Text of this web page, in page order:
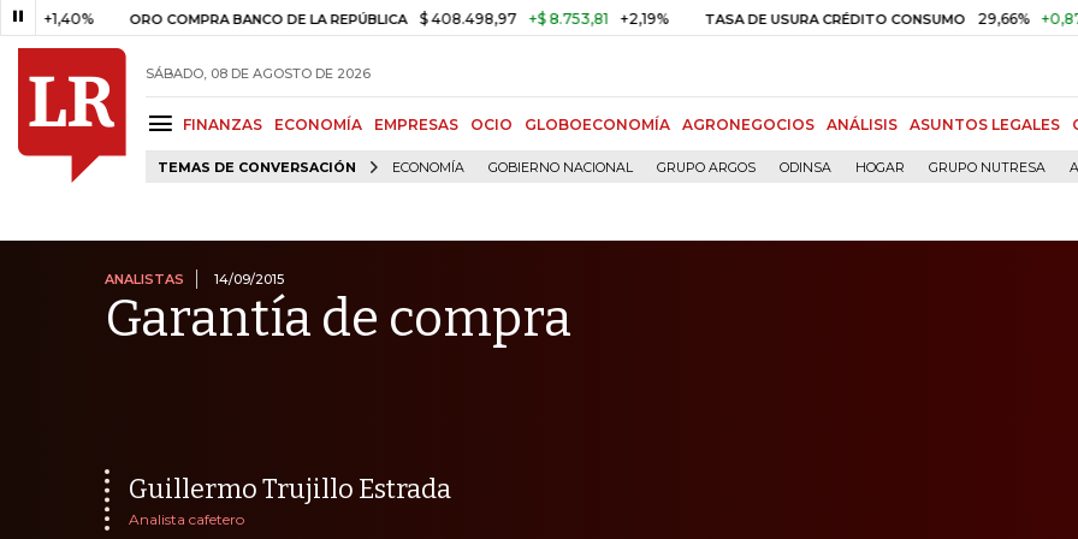
ORO COMPRA BANCO DE LA REPÚBLICA $ 408.498,97 +$ 8.753,81 +2,19% TASA DE USURA CRÉDITO CONSUMO 29,66% +0,87%
SÁBADO, 08 DE AGOSTO DE 2026
FINANZAS ECONOMÍA EMPRESAS OCIO GLOBOECONOMÍA AGRONEGOCIOS ANÁLISIS ASUNTOS LEGALES
TEMAS DE CONVERSACIÓN ECONOMÍA GOBIERNO NACIONAL GRUPO ARGOS ODINSA HOGAR GRUPO NUTRESA
ANALISTAS 14/09/2015
Garantía de compra
Guillermo Trujillo Estrada
Analista cafetero